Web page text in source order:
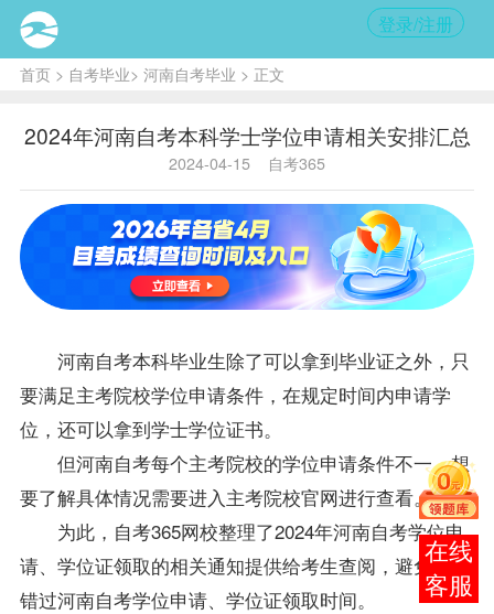
登录/注册
首页> 自考毕业> 河南自考毕业 > 正文
2024年河南自考本科学士学位申请相关安排汇总
2024-04-15 自考365
河南自考本科毕业生除了可以拿到毕业证之外，只
要满足主考院校学位申请条件，在规定时间内申请学
位，还可以拿到学士学位证书。
但河南自考每个主考院校的学位申请条件不一，想
要了解具体情况需要进入主考院校官网进行查看。
为此，自考365网校整理了2024年河南自考学位申
请、学位证领取的相关通知提供给考生查阅，避免考生
错过河南自考学位申请、学位证领取时间。
报考
咨询